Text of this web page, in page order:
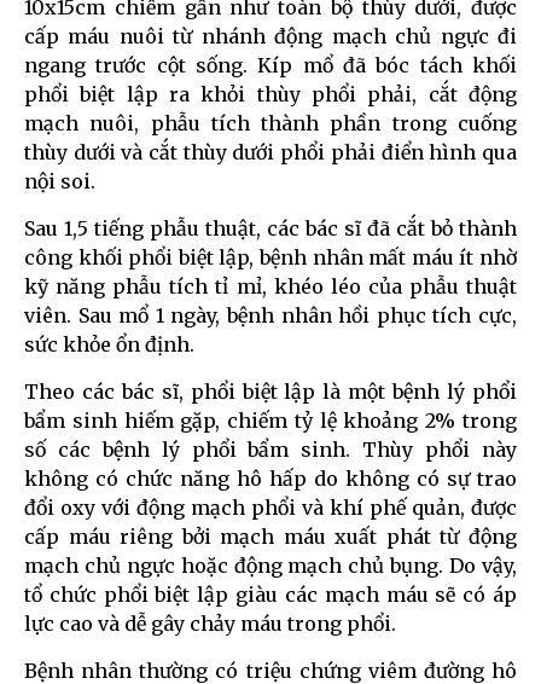
10x15cm chiếm gần như toàn bộ thùy dưới, được
cấp máu nuôi từ nhánh động mạch chủ ngực đi
ngang trước cột sống. Kíp mổ đã bóc tách khối
phổi biệt lập ra khỏi thùy phổi phải, cắt động
mạch nuôi, phẫu tích thành phần trong cuống
thùy dưới và cắt thùy dưới phổi phải điển hình qua
nội soi.
Sau 1,5 tiếng phẫu thuật, các bác sĩ đã cắt bỏ thành
công khối phổi biệt lập, bệnh nhân mất máu ít nhờ
kỹ năng phẫu tích tỉ mỉ, khéo léo của phẫu thuật
viên. Sau mổ 1 ngày, bệnh nhân hồi phục tích cực,
sức khỏe ổn định.
Theo các bác sĩ, phổi biệt lập là một bệnh lý phổi
bẩm sinh hiếm gặp, chiếm tỷ lệ khoảng 2% trong
số các bệnh lý phổi bẩm sinh. Thùy phổi này
không có chức năng hô hấp do không có sự trao
đổi oxy với động mạch phổi và khí phế quản, được
cấp máu riêng bởi mạch máu xuất phát từ động
mạch chủ ngực hoặc động mạch chủ bụng. Do vậy,
tổ chức phổi biệt lập giàu các mạch máu sẽ có áp
lực cao và dễ gây chảy máu trong phổi.
Bệnh nhân thường có triệu chứng viêm đường hô